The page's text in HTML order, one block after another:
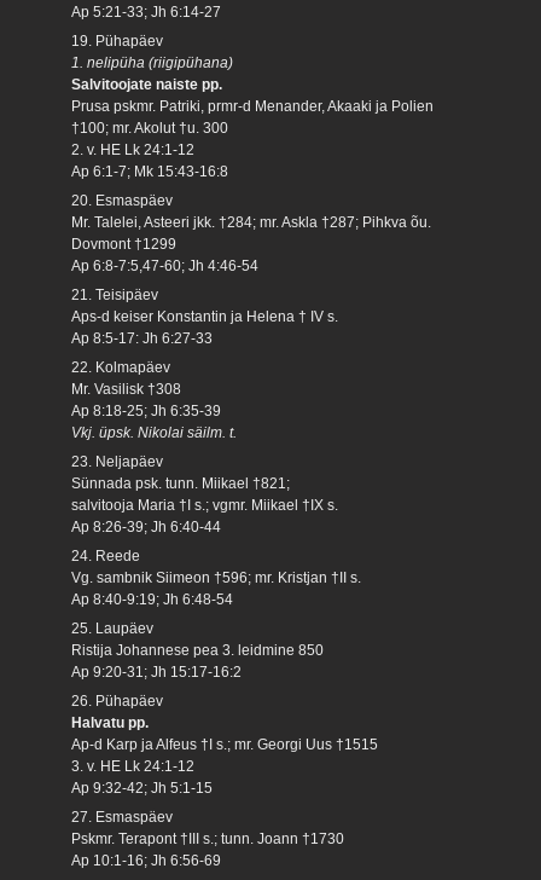
Ap 5:21-33; Jh 6:14-27
19. Pühapäev
1. nelipüha (riigipühana)
Salvitoojate naiste pp.
Prusa pskmr. Patriki, prmr-d Menander, Akaaki ja Polien
†100; mr. Akolut †u. 300
2. v. HE Lk 24:1-12
Ap 6:1-7; Mk 15:43-16:8
20. Esmaspäev
Mr. Talelei, Asteeri jkk. †284; mr. Askla †287; Pihkva õu.
Dovmont †1299
Ap 6:8-7:5,47-60; Jh 4:46-54
21. Teisipäev
Aps-d keiser Konstantin ja Helena † IV s.
Ap 8:5-17: Jh 6:27-33
22. Kolmapäev
Mr. Vasilisk †308
Ap 8:18-25; Jh 6:35-39
Vkj. üpsk. Nikolai säilm. t.
23. Neljapäev
Sünnada psk. tunn. Miikael †821;
salvitooja Maria †I s.; vgmr. Miikael †IX s.
Ap 8:26-39; Jh 6:40-44
24. Reede
Vg. sambnik Siimeon †596; mr. Kristjan †II s.
Ap 8:40-9:19; Jh 6:48-54
25. Laupäev
Ristija Johannese pea 3. leidmine 850
Ap 9:20-31; Jh 15:17-16:2
26. Pühapäev
Halvatu pp.
Ap-d Karp ja Alfeus †I s.; mr. Georgi Uus †1515
3. v. HE Lk 24:1-12
Ap 9:32-42; Jh 5:1-15
27. Esmaspäev
Pskmr. Terapont †III s.; tunn. Joann †1730
Ap 10:1-16; Jh 6:56-69